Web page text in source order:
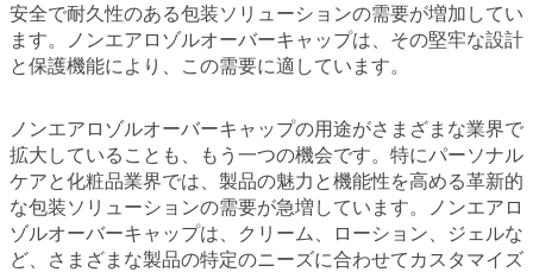
安全で耐久性のある包装ソリューションの需要が増加してい
ます。ノンエアロゾルオーバーキャップは、その堅牢な設計
と保護機能により、この需要に適しています。
ノンエアロゾルオーバーキャップの用途がさまざまな業界で
拡大していることも、もう一つの機会です。特にパーソナル
ケアと化粧品業界では、製品の魅力と機能性を高める革新的
な包装ソリューションの需要が急増しています。ノンエアロ
ゾルオーバーキャップは、クリーム、ローション、ジェルな
ど、さまざまな製品の特定のニーズに合わせてカスタマイズ